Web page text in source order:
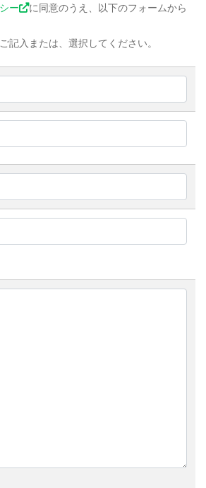
ー
に同意のうえ、以下のフォームから
記入または、選択してください。